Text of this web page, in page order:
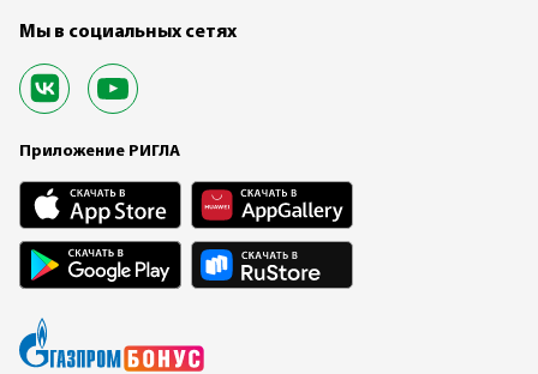
Мы в социальных сетях
Приложение РИГЛА